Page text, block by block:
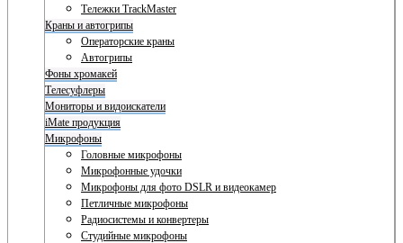
Тележки TrackMaster
Краны и автогрипы
Операторские краны
Автогрипы
Фоны хромакей
Телесуфлеры
Мониторы и видоискатели
iMate продукция
Микрофоны
Головные микрофоны
Микрофонные удочки
Микрофоны для фото DSLR и видеокамер
Петличные микрофоны
Радиосистемы и конвертеры
Студийные микрофоны